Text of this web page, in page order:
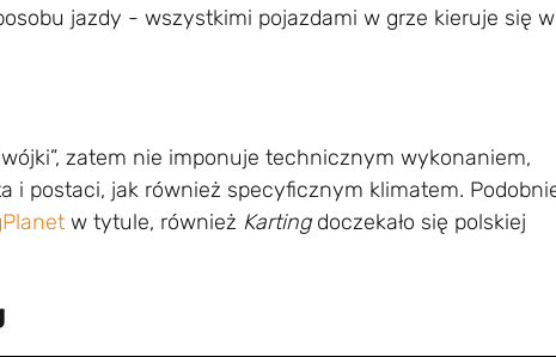
jazdy - wszystkimi pojazdami w grze kieruje się w
zatem nie imponuje technicznym wykonaniem,
i postaci, jak również specyficznym klimatem.
w tytule, również Kartingdoczekało się polskiej